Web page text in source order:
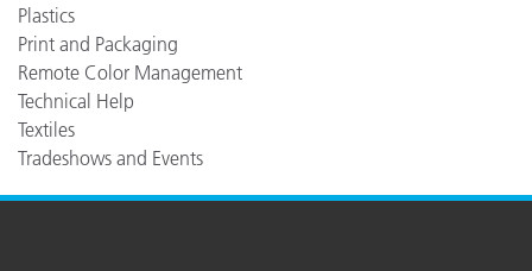
Plastics
Print and Packaging
Remote Color Management
Technical Help
Textiles
Tradeshows and Events